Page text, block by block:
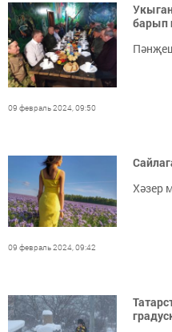
барып
09 февраль 2024, 09:50
Хәзер
09 февраль 2024, 09:42